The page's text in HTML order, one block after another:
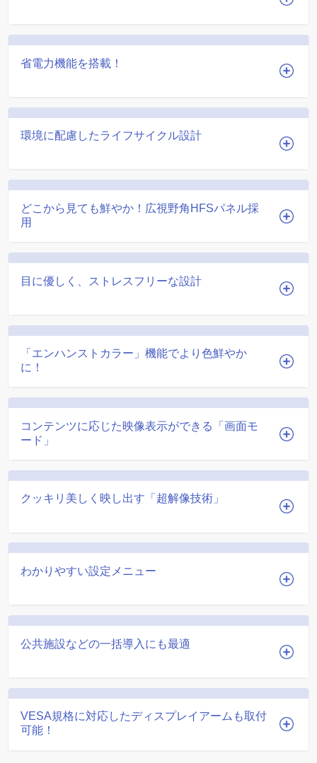
省電力機能を搭載！
環境に配慮したライフサイクル設計
どこから見ても鮮やか！広視野角HFSパネル採
用
目に優しく、ストレスフリーな設計
「エンハンストカラー」機能でより色鮮やか
に！
コンテンツに応じた映像表示ができる「画面モ
ード」
クッキリ美しく映し出す「超解像技術」
わかりやすい設定メニュー
公共施設などの一括導入にも最適
VESA規格に対応したディスプレイアームも取付
可能！